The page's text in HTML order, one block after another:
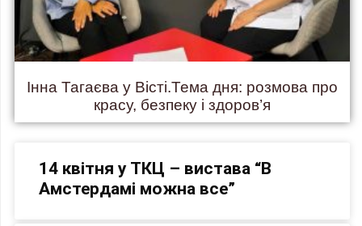
Інна Тагаєва у Вісті.Тема дня: розмова про
красу, безпеку і здоров’я
14 квітня у ТКЦ – вистава “В
Амстердамі можна все”